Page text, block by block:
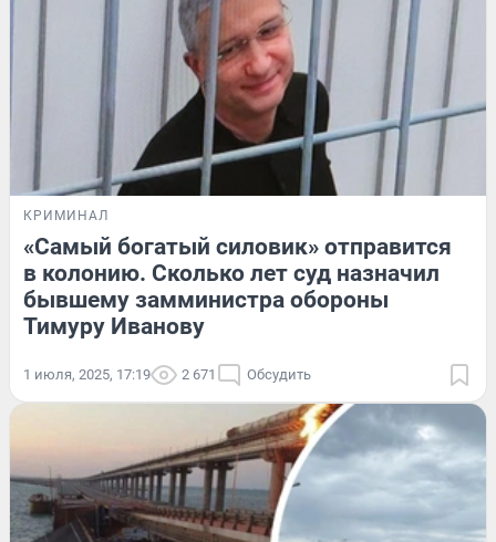
КРИМИНАЛ
«Самый богатый силовик» отправится
в колонию. Сколько лет суд назначил
бывшему замминистра обороны
Тимуру Иванову
1 июля, 2025, 17:19 2 671 Обсудить